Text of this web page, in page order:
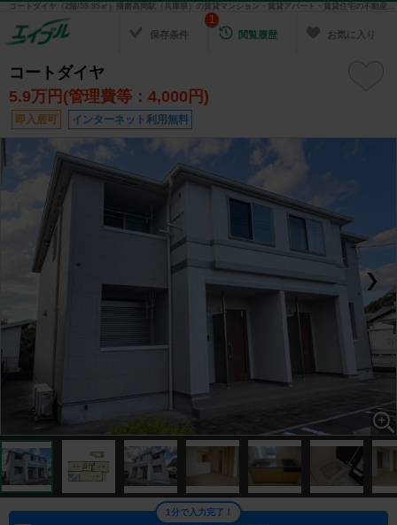
コートダイヤ（2階/59.95㎡）播磨高岡駅（兵庫県）の賃貸マンション・賃貸アパート・賃貸住宅の不動産情報を検索！ 不動産賃貸の物件探しは、お部屋探しのエイブル
保存条件 閲覧履歴
1
お気に入り
コートダイヤ
5.9万円(管理費等：4,000円)
即入居可 インターネット利用無料
1分で入力完了！